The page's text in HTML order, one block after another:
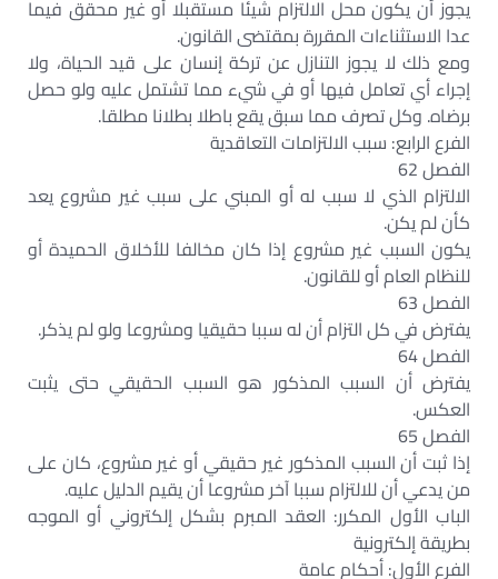
يجوز أن يكون محل الالتزام شيئا مستقبلا أو غير محقق فيما
عدا الاستثناءات المقررة بمقتضى القانون.
ومع ذلك لا يجوز التنازل عن تركة إنسان على قيد الحياة، ولا
إجراء أي تعامل فيها أو في شيء مما تشتمل عليه ولو حصل
برضاه. وكل تصرف مما سبق يقع باطلا بطلانا مطلقا.
الفرع الرابع: سبب الالتزامات التعاقدية
الفصل 62
الالتزام الذي لا سبب له أو المبني على سبب غير مشروع يعد
كأن لم يكن.
يكون السبب غير مشروع إذا كان مخالفا للأخلاق الحميدة أو
للنظام العام أو للقانون.
الفصل 63
يفترض في كل التزام أن له سببا حقيقيا ومشروعا ولو لم يذكر.
الفصل 64
يفترض أن السبب المذكور هو السبب الحقيقي حتى يثبت
العكس.
الفصل 65
إذا ثبت أن السبب المذكور غير حقيقي أو غير مشروع، كان على
من يدعي أن للالتزام سببا آخر مشروعا أن يقيم الدليل عليه.
الباب الأول المكرر: العقد المبرم بشكل إلكتروني أو الموجه
بطريقة إلكترونية
الفرع الأول: أحكام عامة